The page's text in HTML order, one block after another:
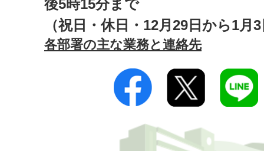
後5時15分まで
（祝日・休日・12月29日から1月
各部署の主な業務と連絡先